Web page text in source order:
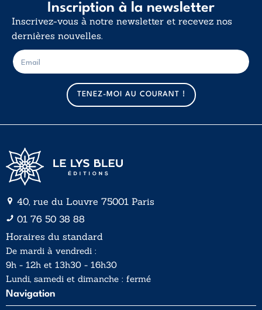
Inscription à la newsletter
Inscrivez-vous à notre newsletter et recevez nos
dernières nouvelles.
m
a
i
l
E
-
m
TENEZ-MOI AU COURANT !
40, rue du Louvre 75001 Paris
01 76 50 38 88
Horaires du standard
De mardi à vendredi :
9h - 12h et 13h30 - 16h30
Lundi, samedi et dimanche : fermé
Navigation